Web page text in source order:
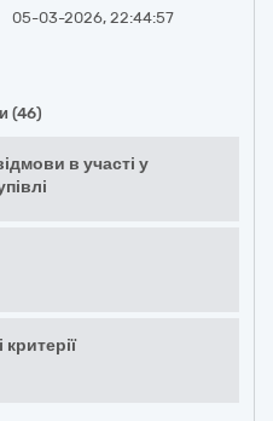
05-03-2026, 22:44:57
(46)
в участі у
критерії